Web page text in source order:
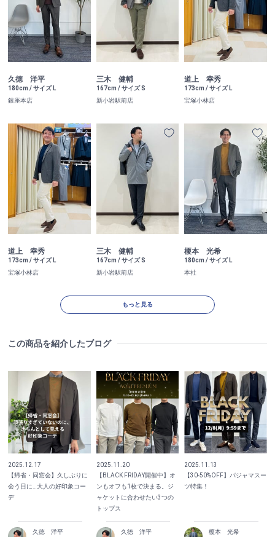
久徳 洋平
180cm / サイズ L
銀座本店
三木 健輔
167cm / サイズ S
新小岩駅前店
道上 幸秀
173cm / サイズ L
宝塚小林店
道上 幸秀
173cm / サイズ L
宝塚小林店
三木 健輔
167cm / サイズ S
新小岩駅前店
榎本 光希
180cm / サイズ L
本社
もっと見る
この商品を紹介したブログ
2025.12.17
【帰省・同窓会】久しぶりに
会う日に…大人の好印象コー
デ
久徳 洋平
2025.11.20
【BLACK FRIDAY開催中】オ
ンもオフも1枚で決まる。ジ
ャケットに合わせたい3つの
トップス
久徳 洋平
2025.11.13
【30-50%OFF】パジャマスー
ツ特集！
榎本 光希